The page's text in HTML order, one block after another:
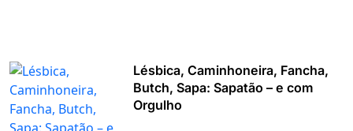
Lésbica, Caminhoneira, Fancha,
Butch, Sapa: Sapatão – e com
Orgulho